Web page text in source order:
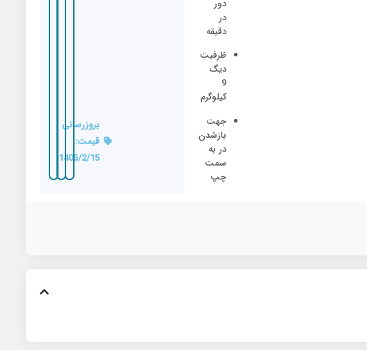
دور
در
دقیقه
ظرفیت
دیگ
9
کیلوگرم
جهت
بازشدن
در به
سمت
چپ
بروزرسانی
قیمت:
1405/2/15